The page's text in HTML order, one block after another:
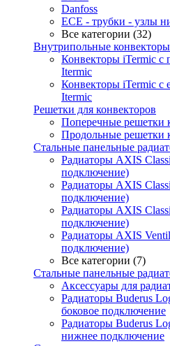
Danfoss
ECE - трубки - узлы
Все категории (32)
Внутрипольные
Конвекторы iTermic c
Itermic
Конвекторы iTermic с
Itermic
Решетки для конвекторов
Поперечные решетки
Продольные решетки
Стальные панельные
Радиаторы AXIS
подключение)
Радиаторы AXIS
подключение)
Радиаторы AXIS
подключение)
Радиаторы AXIS
подключение)
Все категории (7)
Стальные панельные
Аксессуары для
Радиаторы Buderus
боковое подключение
Радиаторы Buderus
нижнее подключение